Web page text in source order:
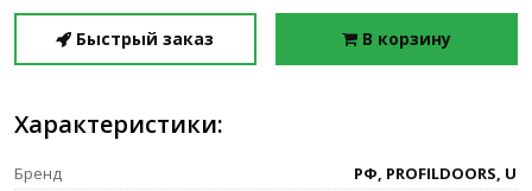
Быстрый заказ В корзину
Характеристики:
Бренд
РФ, PROFILDOORS, U